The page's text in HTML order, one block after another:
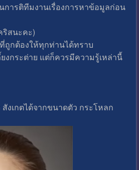
การติทีมงานเรื่องการหาข้อมูลก่อน
สนะคะ)
ถูกต้องให้ทุกท่านได้ทราบ
ยงกระต่าย แต่ก็ควรมีความรู้เหล่านี้
งเกตได้จากขนาดตัว กระโหลก